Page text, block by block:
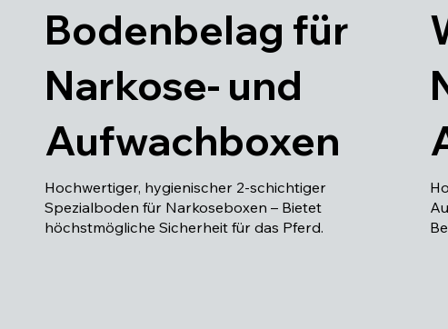
Bodenbelag für
Narkose- und
Aufwachboxen
Hochwertiger, hygienischer 2-schichtiger
Spezialboden für Narkoseboxen – Bietet
höchstmögliche Sicherheit für das Pferd.